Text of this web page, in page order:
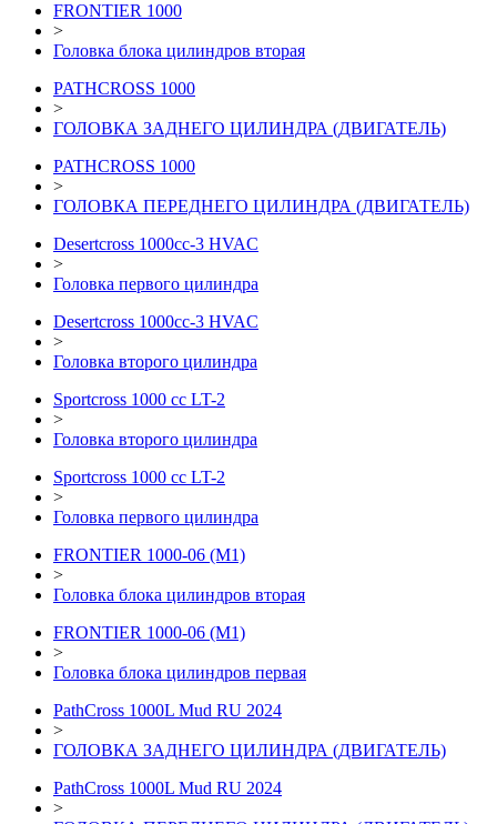
FRONTIER 1000
>
Головка блока цилиндров вторая
PATHCROSS 1000
>
ГОЛОВКА ЗАДНЕГО ЦИЛИНДРА (ДВИГАТЕЛЬ)
PATHCROSS 1000
>
ГОЛОВКА ПЕРЕДНЕГО ЦИЛИНДРА (ДВИГАТЕЛЬ)
Desertcross 1000cc-3 HVAC
>
Головка первого цилиндра
Desertcross 1000cc-3 HVAC
>
Головка второго цилиндра
Sportcross 1000 cc LT-2
>
Головка второго цилиндра
Sportcross 1000 cc LT-2
>
Головка первого цилиндра
FRONTIER 1000-06 (М1)
>
Головка блока цилиндров вторая
FRONTIER 1000-06 (М1)
>
Головка блока цилиндров первая
PathCross 1000L Mud RU 2024
>
ГОЛОВКА ЗАДНЕГО ЦИЛИНДРА (ДВИГАТЕЛЬ)
PathCross 1000L Mud RU 2024
>